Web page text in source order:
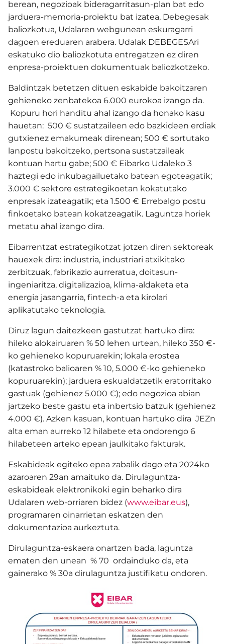
berean, negozioak bideragarritasun-plan bat edo
jarduera-memoria-proiektu bat izatea, Debegesak
baliozkotua, Udalaren webgunean eskuragarri
dagoen ereduaren arabera. Udalak DEBEGESAri
eskatuko dio baliozkotuta entregatzen ez diren
enpresa-proiektuen dokumentuak baliozkotzeko.
Baldintzak betetzen dituen eskabide bakoitzaren
gehieneko zenbatekoa 6.000 eurokoa izango da.
Kopuru hori handitu ahal izango da honako kasu
hauetan: 500 € sustatzaileen edo bazkideen erdiak
gutxienez emakumeak direnean; 500 € sortutako
lanpostu bakoitzeko, pertsona sustatzaileak
kontuan hartu gabe; 500 € Eibarko Udaleko 3
haztegi edo inkubagailuetako batean egoteagatik;
3.000 € sektore estrategikoetan kokatutako
enpresak izateagatik; eta 1.500 € Errebalgo postu
finkoetako batean kokatzeagatik. Laguntza horiek
metatu ahal izango dira.
Eibarrentzat estrategikotzat jotzen diren sektoreak
hauexek dira: industria, industriari atxikitako
zerbitzuak, fabrikazio aurreratua, doitasun-
ingeniaritza, digitalizazioa, klima-aldaketa eta
energia jasangarria, fintech-a eta kirolari
aplikatutako teknologia.
Diruz lagun daitezkeen gastutzat hartuko dira:
hileko alokairuaren % 50 lehen urtean, hileko 350 €-
ko gehieneko kopuruarekin; lokala erostea
(katastroko balioaren % 10, 5.000 €-ko gehieneko
kopuruarekin); jarduera eskualdatzetik eratorritako
gastuak (gehienez 5.000 €); edo negozioa abian
jartzeko beste gastu eta inbertsio batzuk (gehienez
4.000 €). Azken kasuan, kontuan hartuko dira JEZn
alta eman aurreko 12 hilabete eta ondorengo 6
hilabeteen arteko epean jaulkitako fakturak.
Eskabideak egiteko epea zabalik dago eta 2024ko
azaroaren 29an amaituko da. Dirulaguntza-
eskabideak elektronikoki egin beharko dira
Udalaren web-orriaren bidez (www.eibar.eus),
programaren oinarrietan eskatzen den
dokumentazioa aurkeztuta.
Dirulaguntza-eskaera onartzen bada, laguntza
ematen den unean % 70 ordainduko da, eta
gainerako % 30a dirulaguntza justifikatu ondoren.